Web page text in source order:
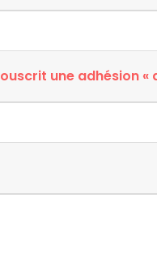
une adhésion «